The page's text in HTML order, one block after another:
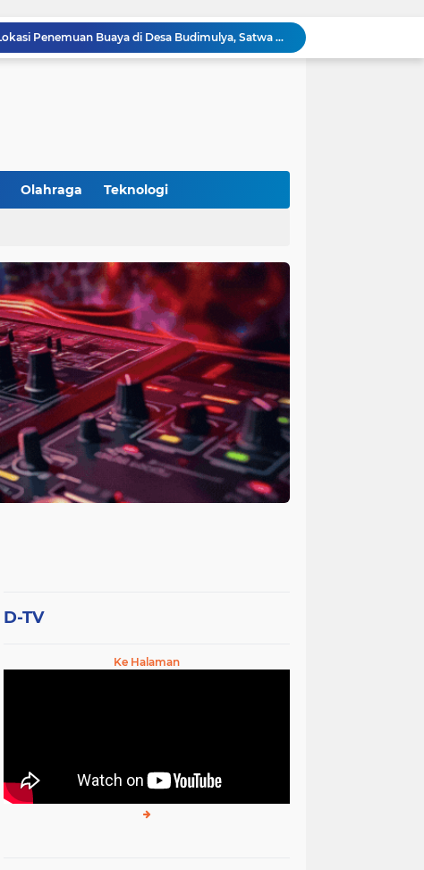
Polsek Cikupa Cek Lokasi Penemuan Buaya di Desa Budimulya, Satwa Dievakuasi Petugas DamkarPolsek Cikupa Gelar Patroli dan Berikan Imbauan kepada Debt Collector, Cegah Gangguan Kamtibmas
Bhabinkamtibmas dan Babinsa Desa Bojong Gelar Warung Bhabinkamtibmas, Pererat Komunikasi dengan Warga
Ka Polsubsektor Cikupa Mas Aktif Atur Arus Lalu Lintas Sore, Wujudkan Kamseltibcar Lantas
Olahraga Teknologi
D-TV
Ke Halaman